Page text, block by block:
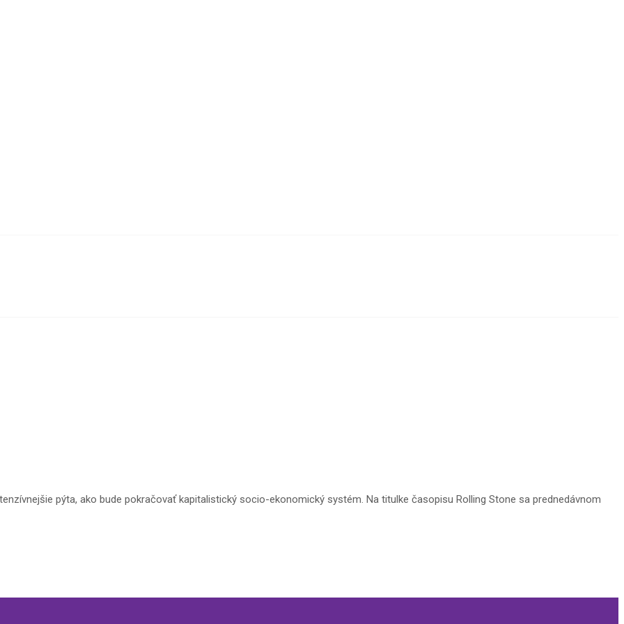
pýta, ako bude pokračovať kapitalistický socio-ekonomický systém. Na titulke časopisu Rolling Stone sa prednedávnom